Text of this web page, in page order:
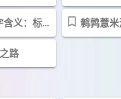
塑料制品所标数字含义：标示7含双酚A_新闻中心_新浪网
路